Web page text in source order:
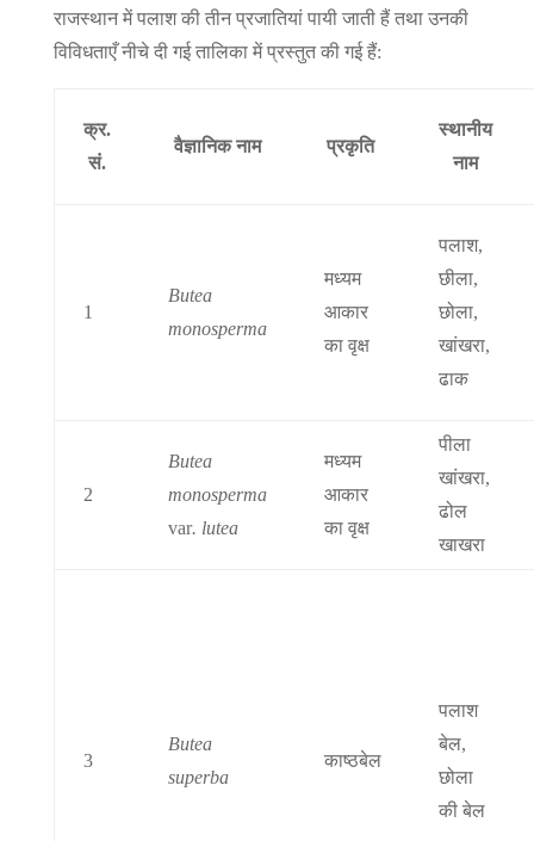
राजस्थान में पलाश की तीन प्रजातियां पायी जाती हैं तथा उनकी
विविधताएँ नीचे दी गई तालिका में प्रस्तुत की गई हैं:
क्र.
सं.
वैज्ञानिक नाम प्रकृति
स्थानीय
नाम
1
Butea
monosperma
मध्यम
आकार
का वृक्ष
पलाश,
छीला,
छोला,
खांखरा,
ढाक
2
Butea
monosperma
var. lutea
मध्यम
आकार
का वृक्ष
पीला
खांखरा,
ढोल
खाखरा
3
Butea
superba
काष्ठबेल
पलाश
बेल,
छोला
की बेल